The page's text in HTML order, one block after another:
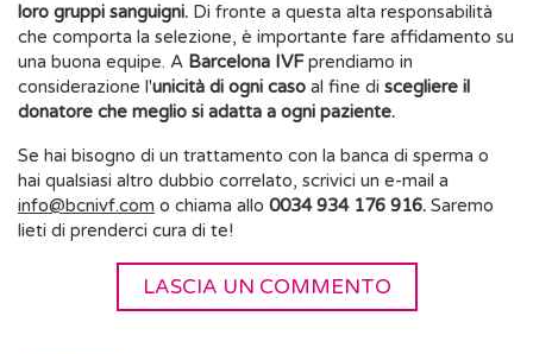
loro gruppi sanguigni. Di fronte a questa alta responsabilità
che comporta la selezione, è importante fare affidamento su
una buona equipe. A Barcelona IVFprendiamo in
considerazione l'unicità di ogni caso al fine di scegliere il
donatore che meglio si adatta a ogni paziente.
Se hai bisogno di un trattamento con la banca di sperma o
hai qualsiasi altro dubbio correlato, scrivici un e-mail a
info@bcnivf.com o chiama allo 0034 934 176 916. Saremo
lieti di prenderci cura di te!
LASCIA UN COMMENTO